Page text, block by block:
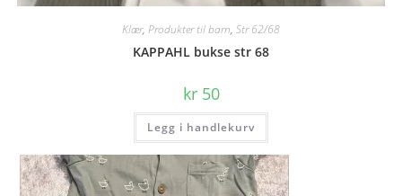
Klær, Produkter til barn, Str 62/68
KAPPAHL bukse str 68
kr50
Legg i handlekurv